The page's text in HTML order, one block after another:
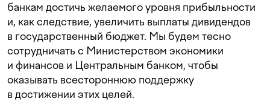
банкам достичь желаемого уровня прибыльности
и, как следствие, увеличить выплаты дивидендов
в государственный бюджет. Мы будем тесно
сотрудничать с Министерством экономики
и финансов и Центральным банком, чтобы
оказывать всестороннюю поддержку
в достижении этих целей.